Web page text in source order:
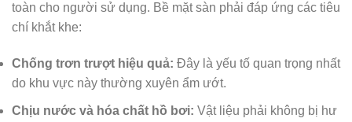
toàn cho người sử dụng. Bề mặt sàn phải đáp ứng các tiêu
chí khắt khe:
Chống trơn trượt hiệu quả: Đây là yếu tố quan trọng nhất
do khu vực này thường xuyên ẩm ướt.
Chịu nước và hóa chất hồ bơi: Vật liệu phải không bị hư